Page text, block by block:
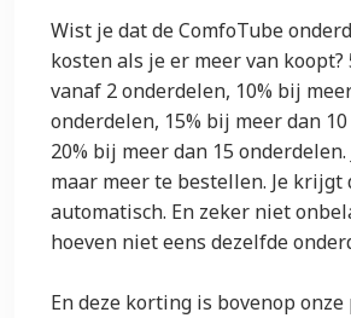
Wist je dat de ComfoTube
kosten als je er meer van
vanaf 2 onderdelen, 10% bij
onderdelen, 15% bij meer dan
20% bij meer dan 15
maar meer te bestellen. Je krijgt
automatisch. En zeker niet
hoeven niet eens dezelfde
En deze korting is bovenop onze